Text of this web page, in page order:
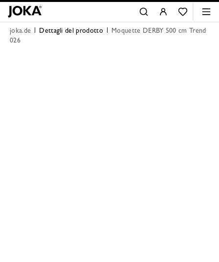
joka.de Dettagli del prodotto
Moquette DERBY 500 cm Trend
026